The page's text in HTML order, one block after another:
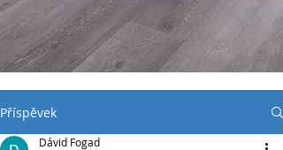
Příspěvek
Dávid Fogad